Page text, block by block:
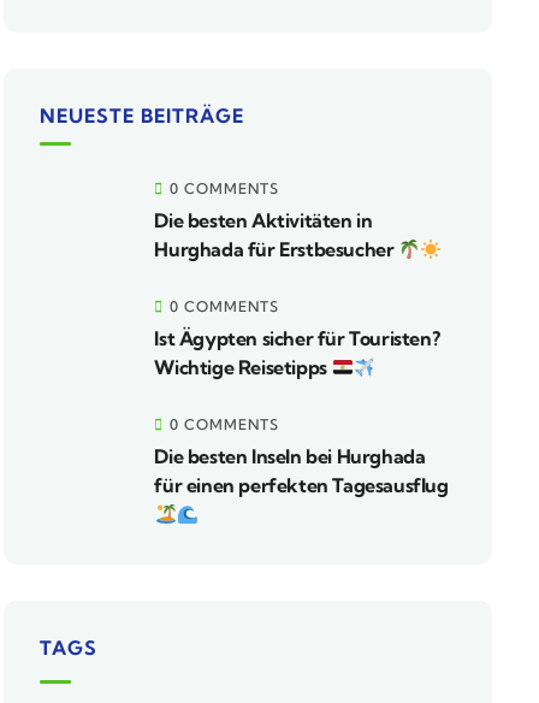
NEUESTE BEITRÄGE
0 COMMENTS
Die besten Aktivitäten in
Hurghada für Erstbesucher
0 COMMENTS
Ist Ägypten sicher für Touristen?
Wichtige Reisetipps
0 COMMENTS
Die besten Inseln bei Hurghada
für einen perfekten Tagesausflug
TAGS